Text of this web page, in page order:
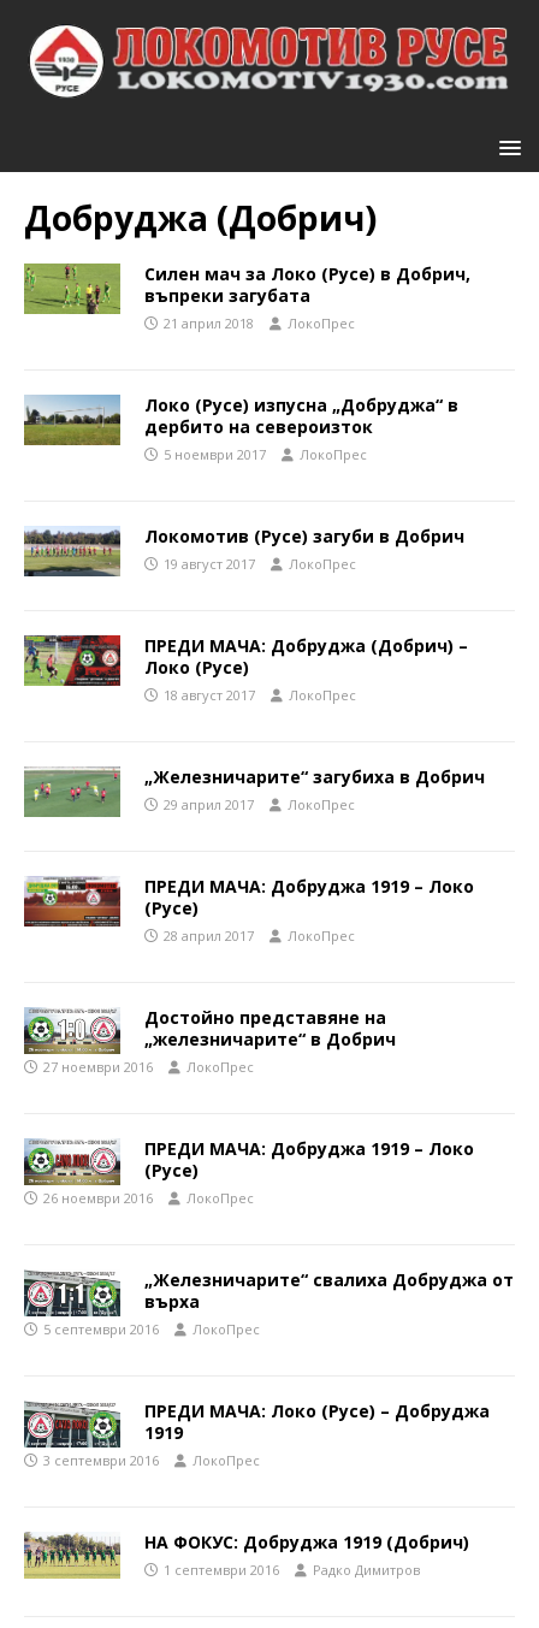
Добруджа (Добрич)
Силен мач за Локо (Русе) в Добрич,
въпреки загубата
21 април 2018 ЛокоПрес
Локо (Русе) изпусна „Добруджа“ в
дербито на североизток
5 ноември 2017 ЛокоПрес
Локомотив (Русе) загуби в Добрич
19 август 2017 ЛокоПрес
ПРЕДИ МАЧА: Добруджа (Добрич) –
Локо (Русе)
18 август 2017 ЛокоПрес
„Железничарите“ загубиха в Добрич
29 април 2017 ЛокоПрес
ПРЕДИ МАЧА: Добруджа 1919 – Локо
(Русе)
28 април 2017 ЛокоПрес
Достойно представяне на
„железничарите“ в Добрич
27 ноември 2016 ЛокоПрес
ПРЕДИ МАЧА: Добруджа 1919 – Локо
(Русе)
26 ноември 2016 ЛокоПрес
„Железничарите“ свалиха Добруджа от
върха
5 септември 2016 ЛокоПрес
ПРЕДИ МАЧА: Локо (Русе) – Добруджа
1919
3 септември 2016 ЛокоПрес
НА ФОКУС: Добруджа 1919 (Добрич)
1 септември 2016 Радко Димитров